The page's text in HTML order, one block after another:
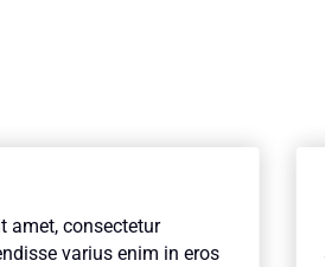
amet, consectetur
varius enim in eros